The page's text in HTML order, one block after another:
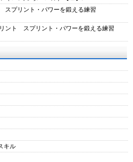
スプリント・パワーを鍛える練習
ント スプリント・パワーを鍛える練習
キル